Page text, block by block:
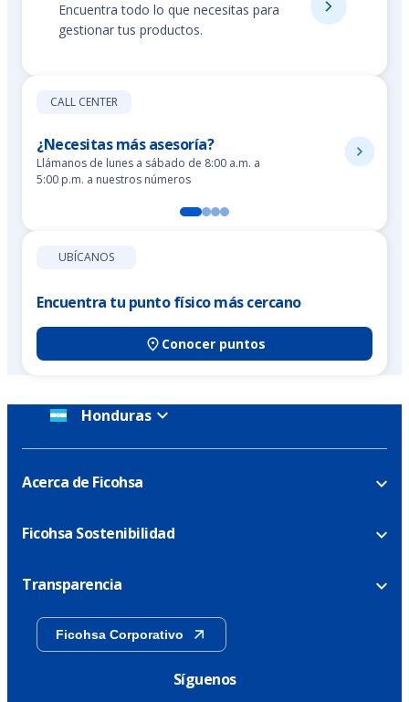
Encuentra todo lo que necesitas para
gestionar tus productos.
CALL CENTER
¿Necesitas más asesoría?
Llámanos de lunes a sábado de 8:00 a.m. a
5:00 p.m. a nuestros números
UBÍCANOS
Encuentra tu punto físico más cercano
Conocer puntos
Honduras
Acerca de Ficohsa
Ficohsa Sostenibilidad
Transparencia
Ficohsa Corporativo
Síguenos